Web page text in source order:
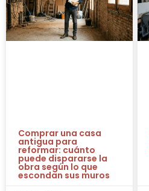
Comprar una casa
antigua para
reformar: cuánto
puede dispararse la
obra según lo que
escondan sus muros